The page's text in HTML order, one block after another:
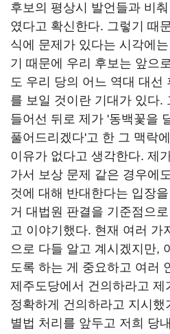
후보의 평상시 발언들과 비
였다고 확신한다. 그렇기 때
식에 문제가 있다는 시각에
기 때문에 우리 후보는 앞으
도 우리 당의 어느 역대 대선
를 보일 것이란 기대가 있다.
들어선 뒤로 제가 '동백꽃을
풀어드리겠다'고 한 그 맥락
이유가 없다고 생각한다. 제
가서 보상 문제 같은 경우에
것에 대해 반대한다는 입장
거 대법원 판결을 기준점으
고 이야기했다. 현재 여러 가
으로 다들 알고 계시겠지만,
도록 하는 게 중요하고 여러
제주도당에서 건의하라고 제
정확하게 건의하라고 지시
별법 처리를 앞두고 저희 당